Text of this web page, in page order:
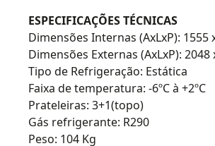
ESPECIFICAÇÕES TÉCNICAS
Dimensões Internas (AxLxP): 1555
Dimensões Externas (AxLxP): 2048
Tipo de Refrigeração: Estática
Faixa de temperatura: -6ºC à +2ºC
Prateleiras: 3+1(topo)
Gás refrigerante: R290
Peso: 104 Kg